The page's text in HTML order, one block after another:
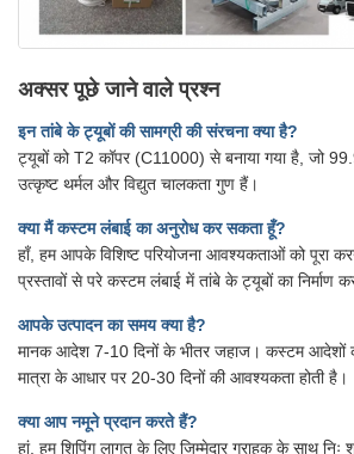
अक्सर पूछे जाने वाले प्रश्न
इन तांबे के ट्यूबों की सामग्री की संरचना क्या है?
ट्यूबों को T2 कॉपर (C11000) से बनाया गया है, जो
उत्कृष्ट थर्मल और विद्युत चालकता गुण हैं।
क्या मैं कस्टम लंबाई का अनुरोध कर सकता हूँ?
हाँ, हम आपके विशिष्ट परियोजना आवश्यकताओं को पूरा
प्रस्तावों से परे कस्टम लंबाई में तांबे के ट्यूबों का निर्माण
आपके उत्पादन का समय क्या है?
मानक आदेश 7-10 दिनों के भीतर जहाज। कस्टम आदेशों
मात्रा के आधार पर 20-30 दिनों की आवश्यकता होती है।
क्या आप नमूने प्रदान करते हैं?
हां, हम शिपिंग लागत के लिए जिम्मेदार ग्राहक के साथ